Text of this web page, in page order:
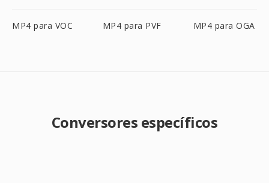
MP4 para VOC MP4 para PVF MP4 para OGA
Conversores específicos